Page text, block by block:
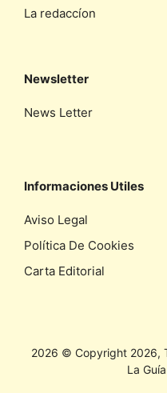
La redaccíon
Newsletter
News Letter
Informaciones Utiles
Aviso Legal
Política De Cookies
Carta Editorial
2026 © Copyright 2026,
La